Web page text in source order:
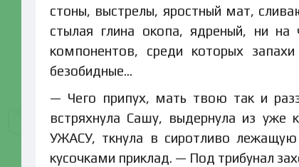
стоны, выстрелы, яростный мат,
стылая глина окопа, ядреный, ни
компонентов, среди которых
безобидные…
— Чего припух, мать твою так и
встряхнула Сашу, выдернула из
УЖАСУ, ткнула в сиротливо
кусочками приклад. — Под трибунал